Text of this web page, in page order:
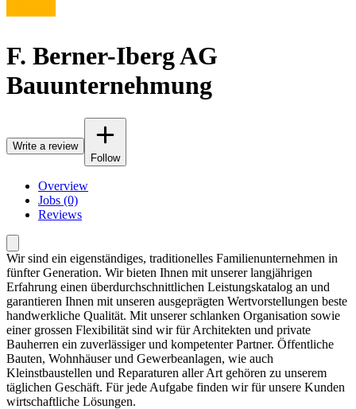
F. Berner-Iberg AG
Bauunternehmung
Write a review
Follow
Overview
Jobs (0)
Reviews
Wir sind ein eigenständiges, traditionelles Familienunternehmen in
fünfter Generation. Wir bieten Ihnen mit unserer langjährigen
Erfahrung einen überdurchschnittlichen Leistungskatalog an und
garantieren Ihnen mit unseren ausgeprägten Wertvorstellungen beste
handwerkliche Qualität. Mit unserer schlanken Organisation sowie
einer grossen Flexibilität sind wir für Architekten und private
Bauherren ein zuverlässiger und kompetenter Partner. Öffentliche
Bauten, Wohnhäuser und Gewerbeanlagen, wie auch
Kleinstbaustellen und Reparaturen aller Art gehören zu unserem
täglichen Geschäft. Für jede Aufgabe finden wir für unsere Kunden
wirtschaftliche Lösungen.